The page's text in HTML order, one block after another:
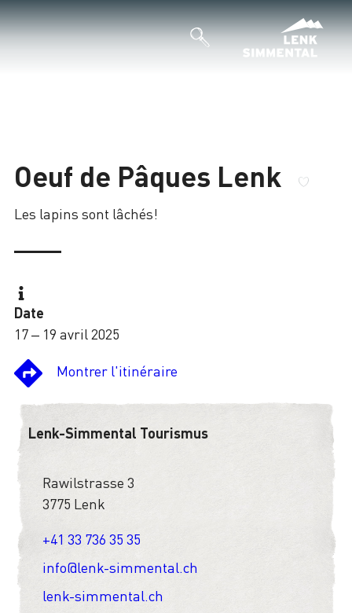
Oeuf de Pâques Lenk
Les lapins sont lâchés!
Date
17 – 19 avril 2025
Montrer l'itinéraire
Lenk-Simmental Tourismus
Rawilstrasse 3
3775 Lenk
+41 33 736 35 35
info@lenk-simmental.ch
lenk-simmental.ch